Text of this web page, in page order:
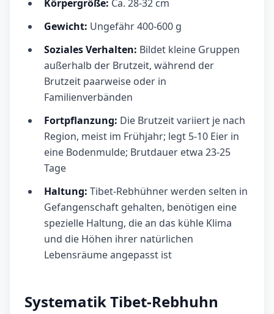
Körpergröße: Ca. 28-32 cm
Gewicht: Ungefähr 400-600 g
Soziales Verhalten: Bildet kleine Gruppen
außerhalb der Brutzeit, während der
Brutzeit paarweise oder in
Familienverbänden
Fortpflanzung: Die Brutzeit variiert je nach
Region, meist im Frühjahr; legt 5-10 Eier in
eine Bodenmulde; Brutdauer etwa 23-25
Tage
Haltung: Tibet-Rebhühner werden selten in
Gefangenschaft gehalten, benötigen eine
spezielle Haltung, die an das kühle Klima
und die Höhen ihrer natürlichen
Lebensräume angepasst ist
Systematik Tibet-Rebhuhn